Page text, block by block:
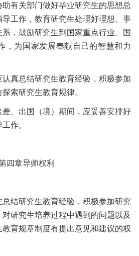
助有关部门做好毕业研究生的思想总
工作，教育研究生处理好理想、事
，鼓励研究生到国家重点行业、国
，为国家发展奉献自己的智慧和力
认真总结研究生教育经验，积极参加
索研究生教育规律。
差、出国（境）期间，应妥善安排好
作。
四章导师权利
总结研究生教育经验，积极参加研究
研究生培养过程中遇到的问题以及
育规章制度有提出意见和建议的权